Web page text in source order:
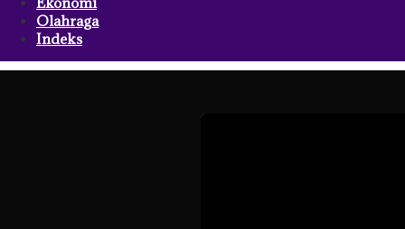
Olahraga
Indeks